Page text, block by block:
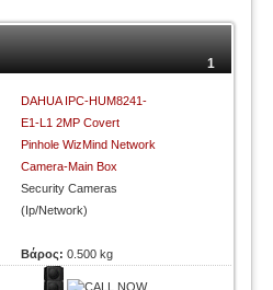
1
DAHUA IPC-HUM8241-
E1-L1 2MP Covert
Pinhole WizMind Network
Camera-Main Box
Security Cameras
(Ip/Network)
Βάρος:0.500 kg